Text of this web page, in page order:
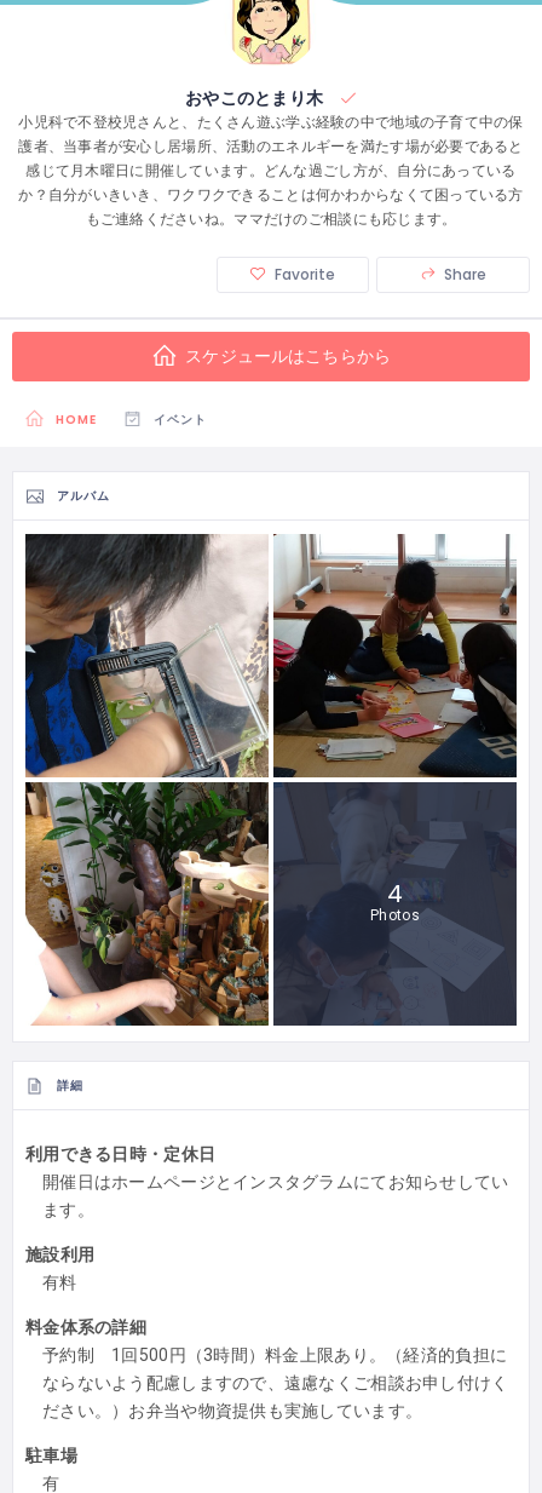
おやこのとまり木
小児科で不登校児さんと、たくさん遊ぶ学ぶ経験の中で地域の子育て中の保
護者、当事者が安心し居場所、活動のエネルギーを満たす場が必要であると
感じて月木曜日に開催しています。どんな過ごし方が、自分にあっている
か？自分がいきいき、ワクワクできることは何かわからなくて困っている方
もご連絡くださいね。ママだけのご相談にも応じます。
Favorite Share
スケジュールはこちらから
HOME イベント
アルバム
4
Photos
詳細
利用できる日時・定休日
開催日はホームページとインスタグラムにてお知らせしてい
ます。
施設利用
有料
料金体系の詳細
予約制 1回500円（3時間）料金上限あり。（経済的負担に
ならないよう配慮しますので、遠慮なくご相談お申し付けく
ださい。）お弁当や物資提供も実施しています。
駐車場
有